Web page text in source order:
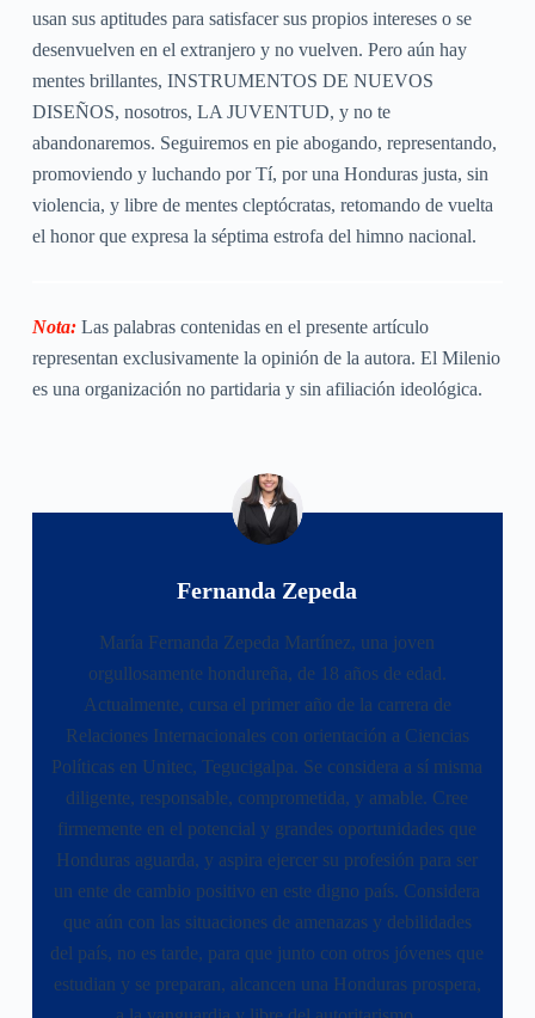
usan sus aptitudes para satisfacer sus propios intereses o se
desenvuelven en el extranjero y no vuelven. Pero aún hay
mentes brillantes, INSTRUMENTOS DE NUEVOS
DISEÑOS, nosotros, LA JUVENTUD, y no te
abandonaremos. Seguiremos en pie abogando, representando,
promoviendo y luchando por Tí, por una Honduras justa, sin
violencia, y libre de mentes cleptócratas, retomando de vuelta
el honor que expresa la séptima estrofa del himno nacional.
Nota:Las palabras contenidas en el presente artículo
representan exclusivamente la opinión de la autora. El Milenio
es una organización no partidaria y sin afiliación ideológica.
Fernanda Zepeda
María Fernanda Zepeda Martínez, una joven
orgullosamente hondureña, de 18 años de edad.
Actualmente, cursa el primer año de la carrera de
Relaciones Internacionales con orientación a Ciencias
Políticas en Unitec, Tegucigalpa. Se considera a sí misma
diligente, responsable, comprometida, y amable. Cree
firmemente en el potencial y grandes oportunidades que
Honduras aguarda, y aspira ejercer su profesión para ser
un ente de cambio positivo en este digno país. Considera
que aún con las situaciones de amenazas y debilidades
del país, no es tarde, para que junto con otros jóvenes que
estudian y se preparan, alcancen una Honduras prospera,